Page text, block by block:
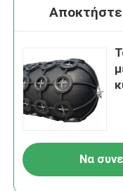
Αποκτήστε
Να